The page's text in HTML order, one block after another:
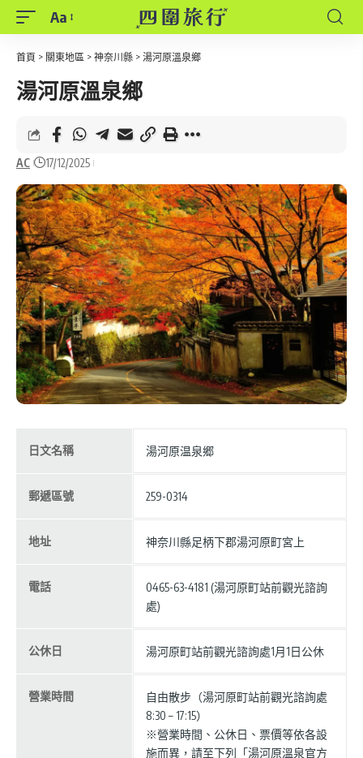
Font
Resizer
Aa
首頁 > 關東地區 > 神奈川縣 > 湯河原溫泉鄉
湯河原溫泉鄉
AC 17/12/2025
日文名稱 湯河原温泉郷
郵遞區號 259-0314
地址 神奈川縣足柄下郡湯河原町宮上
電話
0465-63-4181 (湯河原町站前觀光諮詢
處)
公休日 湯河原町站前觀光諮詢處1月1日公休
營業時間
自由散步（湯河原町站前觀光諮詢處
8:30 – 17:15）
※營業時間、公休日、票價等依各設
施而異，請至下列「湯河原溫泉官方